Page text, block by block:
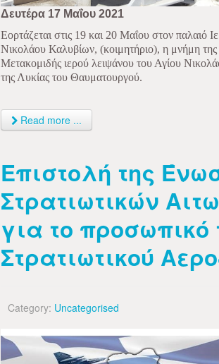
Δευτέρα 17 Μαΐου 2021
Εορτάζεται στις 19 και 20 Μαΐου στον παλαιό
Νικολάου Καλυβίων, (κοιμητήριο), η μνήμη της
Μετακομιδής ιερού λειψάνου του Αγίου
της Λυκίας του Θαυματουργού.
Read more ...
Επιστολή της
Στρατιωτικών
για το προσωπικό
Στρατιωτικού
Category: Uncategorised